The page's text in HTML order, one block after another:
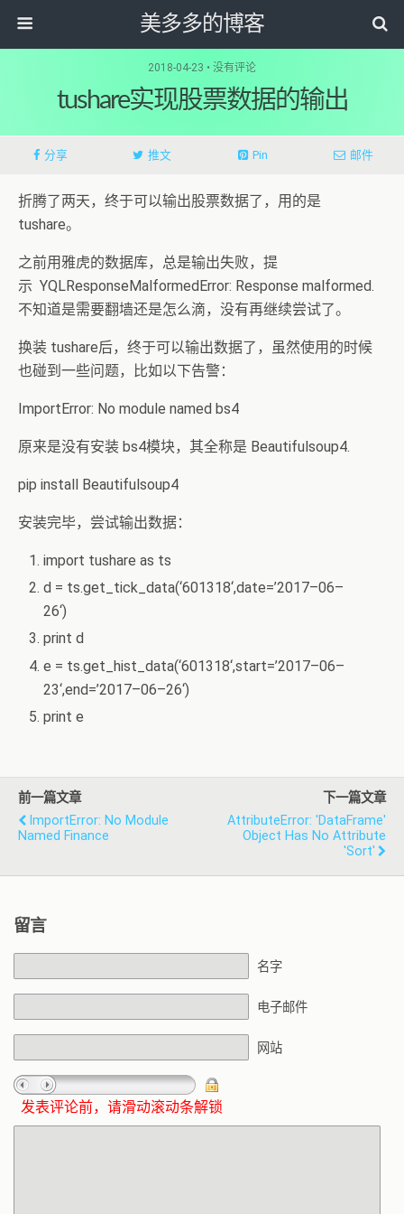
美多多的博客
2018-04-23 • 没有评论
tushare实现股票数据的输出
分享 推文 Pin 邮件
折腾了两天，终于可以输出股票数据了，用的是
tushare。
之前用雅虎的数据库，总是输出失败，提
示 YQLResponseMalformedError: Response malformed.
不知道是需要翻墙还是怎么滴，没有再继续尝试了。
换装 tushare后，终于可以输出数据了，虽然使用的时候
也碰到一些问题，比如以下告警：
ImportError: No module named bs4
原来是没有安装 bs4模块，其全称是 Beautifulsoup4.
pip install Beautifulsoup4
安装完毕，尝试输出数据：
import tushare as ts
d = ts.get_tick_data(‘601318‘,date=’2017–06–
26‘)
print d
e = ts.get_hist_data(‘601318‘,start=’2017–06–
23‘,end=’2017–06–26‘)
print e
前一篇文章
ImportError: No Module
Named Finance
下一篇文章
AttributeError: 'DataFrame'
Object Has No Attribute
'sort'
留言
名字
电子邮件
网站
发表评论前，请滑动滚动条解锁